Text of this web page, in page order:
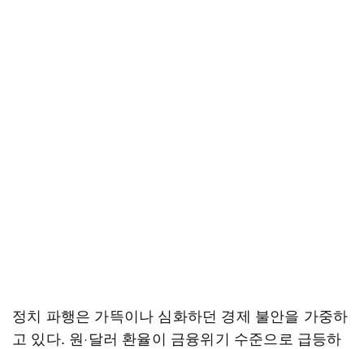
정치 파행은 가뜩이나 심화하던 경제 불안을 가중하
고 있다. 원·달러 환율이 금융위기 수준으로 급등하